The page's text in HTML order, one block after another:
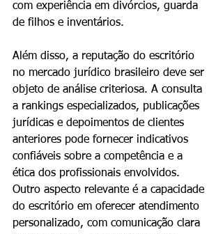
com experiência em divórcios, guarda
de filhos e inventários.
Além disso, a reputação do escritório
no mercado jurídico brasileiro deve ser
objeto de análise criteriosa. A consulta
a rankings especializados, publicações
jurídicas e depoimentos de clientes
anteriores pode fornecer indicativos
confiáveis sobre a competência e a
ética dos profissionais envolvidos.
Outro aspecto relevante é a capacidade
do escritório em oferecer atendimento
personalizado, com comunicação clara